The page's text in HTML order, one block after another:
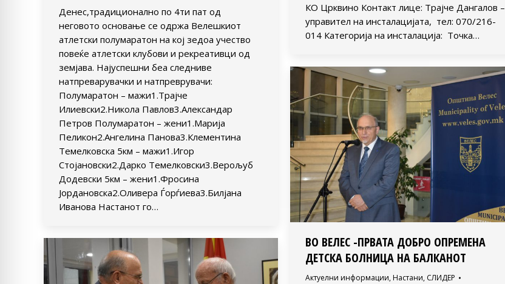
КО Црквино Контакт лице: Трајче Дангалов –
управител на инсталацијата, тел: 070/216-
014 Категорија на инсталација: Точка…
Денес,традиционално по 4ти пат од
неговото основање се одржа Велешкиот
атлетски полумаратон на кој зедоа учество
повеќе атлетски клубови и рекреативци од
земјава. Најуспешни беа следниве
натпреварувачки и натпреврувачи:
Полумаратон – мажи1.Трајче
Илиевски2.Никола Павлов3.Александар
Петров Полумаратон – жени1.Марија
Пеликон2.Ангелина Панова3.Клементина
Темелковска 5км – мажи1.Игор
Стојановски2.Дарко Темелковски3.Верољуб
Додевски 5км – жени1.Фросина
Јордановска2.Оливера Ѓорѓиева3.Билјана
Иванова Настанот го…
ВО ВЕЛЕС -ПРВАТА ДОБРО ОПРЕМЕНА
ДЕТСКА БОЛНИЦА НА БАЛКАНОТ
Актуелни информации, Настани, СЛИДЕР